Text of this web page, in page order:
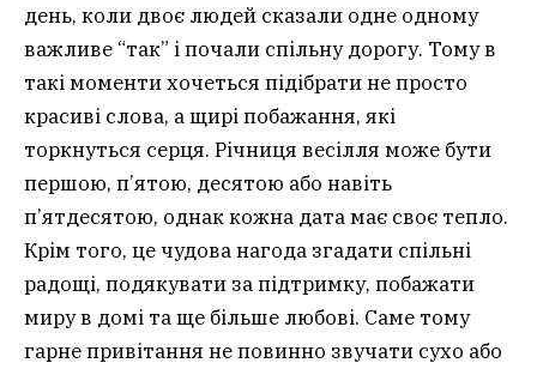
день, коли двоє людей сказали одне одному
важливе “так” і почали спільну дорогу. Тому в
такі моменти хочеться підібрати не просто
красиві слова, а щирі побажання, які
торкнуться серця. Річниця весілля може бути
першою, п’ятою, десятою або навіть
п’ятдесятою, однак кожна дата має своє тепло.
Крім того, це чудова нагода згадати спільні
радощі, подякувати за підтримку, побажати
миру в домі та ще більше любові. Саме тому
гарне привітання не повинно звучати сухо або